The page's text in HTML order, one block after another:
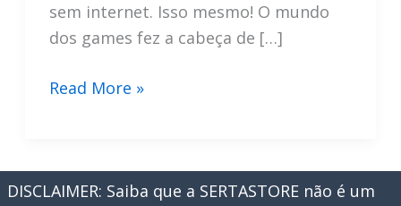
sem internet. Isso mesmo! O mundo
dos games fez a cabeça de […]
Conheça
baixar
Read More »
DISCLAIMER: Saiba que a SERTASTORE não é um